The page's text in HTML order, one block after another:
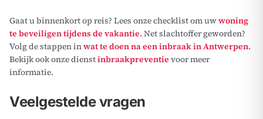
Gaat u binnenkort op reis? Lees onze checklist om uwwoning
te beveiligen tijdens de vakantie. Net slachtoffer geworden?
Volg de stappen inwat te doen na een inbraak in Antwerpen.
Bekijk ook onze dienstinbraakpreventie voor meer
informatie.
Veelgestelde vragen